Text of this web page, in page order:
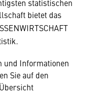
statistischen
bietet das
und Informationen
Sie auf den